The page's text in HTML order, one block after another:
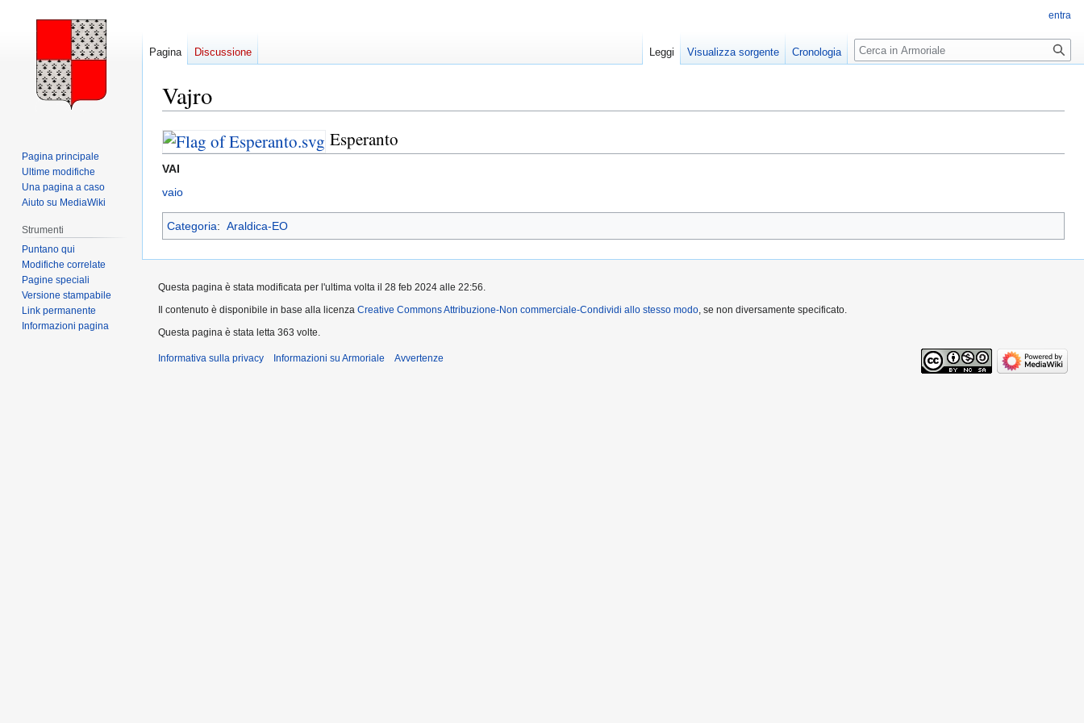
Vajro
Vai
alla
navigazione
Vai
alla
ricerca
Esperanto
VAI
vaio
Categoria: Araldica-EO
entra
Pagina Discussione Leggi Visualizza sorgente Cronologia Ricerca
Pagina principale
Ultime modifiche
Una pagina a caso
Aiuto su MediaWiki
Strumenti
Puntano qui
Modifiche correlate
Pagine speciali
Versione stampabile
Link permanente
Informazioni pagina
Questa pagina è stata modificata per l'ultima volta il 28 feb 2024 alle 22:56.
Il contenuto è disponibile in base alla licenza Creative Commons Attribuzione-Non commerciale-Condividi allo stesso modo , se non diversamente specificato.
Questa pagina è stata letta 363 volte.
Informativa sulla privacy Informazioni su Armoriale Avvertenze